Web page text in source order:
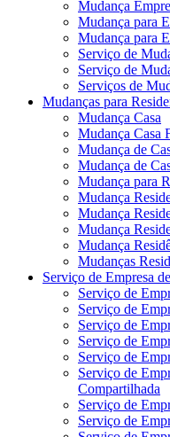
Mudança
Mudança para
Mudança para
Serviço de
Serviço de
Serviços de
Mudanças para
Mudança Casa
Mudança Casa
Mudança de
Mudança de
Mudança para
Mudança
Mudança
Mudança
Mudança
Mudanças
Serviço de Empresa
Serviço de
Serviço de
Serviço de
Serviço de
Serviço de
Serviço de
Compartilhada
Serviço de
Serviço de